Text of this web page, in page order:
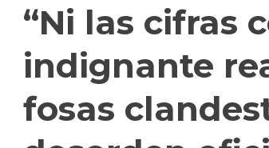
“Ni las cifras
indignante
fosas